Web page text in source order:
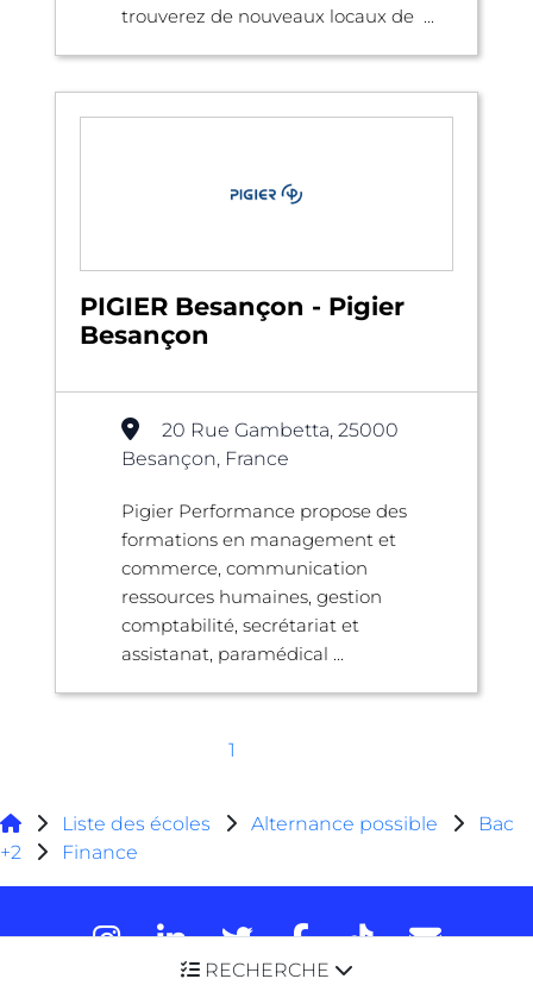
RECHERCHE
trouverez de nouveaux locaux de ...
PIGIER Besançon - Pigier
Besançon
20 Rue Gambetta, 25000
Besançon, France
Pigier Performance propose des
formations en management et
commerce, communication
ressources humaines, gestion
comptabilité, secrétariat et
assistanat, paramédical ...
1
Liste des écoles Alternance possible
Bac
+2
Finance